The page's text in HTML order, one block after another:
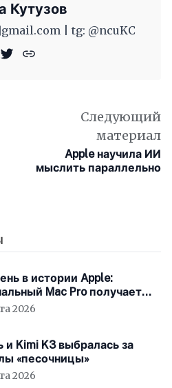
Кутузов
| tg: @ncuKC
Следующий
материал
Apple научила ИИ
мыслить параллельно
в истории Apple:
Mac Pro получает
процессор Intel
2026
и Kimi K3 выбралась за
«песочницы»
2026